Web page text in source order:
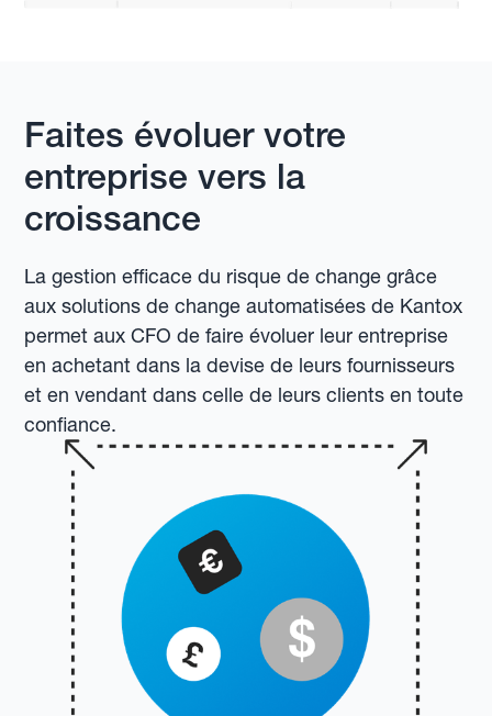
Faites évoluer votre
entreprise vers la
croissance
La gestion efficace du risque de change grâce
aux solutions de change automatisées de Kantox
permet aux CFO de faire évoluer leur entreprise
en achetant dans la devise de leurs fournisseurs
et en vendant dans celle de leurs clients en toute
confiance.